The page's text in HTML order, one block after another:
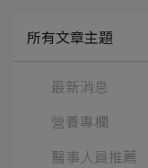
所有文章主題
最新消息
營養專欄
醫事人員推薦